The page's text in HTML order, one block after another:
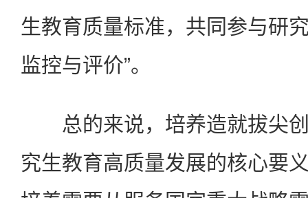
生教育质量标准，共同参与研
监控与评价”。
总的来说，培养造就拔尖创
究生教育高质量发展的核心要